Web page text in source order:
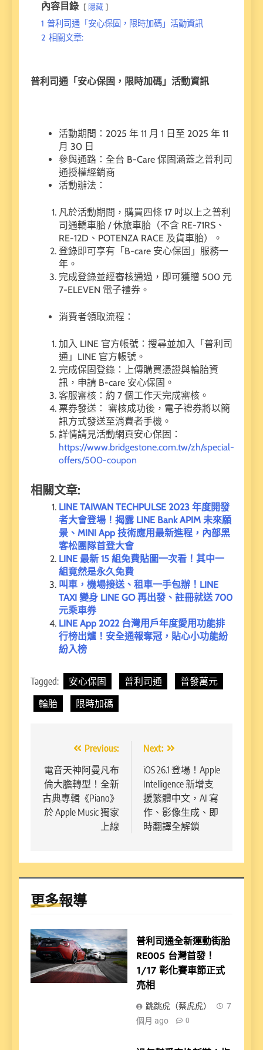
內容目錄 隱藏
1 普利司通「安心保固，限時加碼」活動資訊
2 相關文章:
普利司通「安心保固，限時加碼」活動資訊
活動期間：2025 年 11 月 1 日至 2025 年 11
月 30 日
參與通路：全台 B-Care 保固涵蓋之普利司
通授權經銷商
活動辦法：
凡於活動期間，購買四條 17 吋以上之普利
司通轎車胎 / 休旅車胎（不含 RE-71RS、
RE-12D、POTENZA RACE 及貨車胎）。
登錄即可享有「B-care 安心保固」服務一
年。
完成登錄並經審核通過，即可獲贈 500 元
7-ELEVEN 電子禮券。
消費者領取流程：
加入 LINE 官方帳號：搜尋並加入「普利司
通」LINE 官方帳號。
完成保固登錄：上傳購買憑證與輪胎資
訊，申請 B-care 安心保固。
客服審核：約 7 個工作天完成審核。
票券發送： 審核成功後，電子禮券將以簡
訊方式發送至消費者手機。
詳情請見活動網頁安心保固：
https://www.bridgestone.com.tw/zh/special-
offers/500-coupon
相關文章:
LINE TAIWAN TECHPULSE 2023 年度開發
者大會登場！揭露 LINE Bank APIM 未來願
景、MINI App 技術應用最新進程，內部黑
客松團隊首登大會
LINE 最新 15 組免費貼圖一次看！其中一
組竟然是永久免費
叫車，機場接送、租車一手包辦！LINE
TAXI 變身 LINE GO 再出發、註冊就送 700
元乘車券
LINE App 2022 台灣用戶年度愛用功能排
行榜出爐！安全通報奪冠，貼心小功能紛
紛入榜
Tagged: 安心保固 普利司通
普發萬元
輪胎
限時加碼
章
導
覽
Previous:
電音天神阿曼凡布
倫大膽轉型！全新
古典專輯《Piano》
於 Apple Music 獨家
上線
Next:
iOS 26.1 登場！Apple
Intelligence 新增支
援繁體中文，AI 寫
作、影像生成、即
時翻譯全解鎖
更多報導
普利司通全新運動街胎
RE005 台灣首發！
1/17 彰化賽車節正式
亮相
跳跳虎（蔡虎虎）
7
個月 ago
0